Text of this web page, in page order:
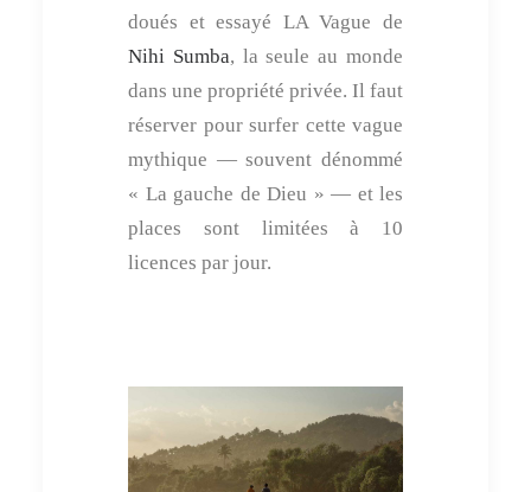
doués et essayé LA Vague de
Nihi Sumba, la seule au monde
dans une propriété privée. Il faut
réserver pour surfer cette vague
mythique — souvent dénommé
« La gauche de Dieu » — et les
places sont limitées à 10
licences par jour.